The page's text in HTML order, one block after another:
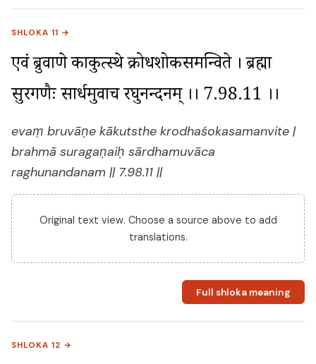
SHLOKA 11 →
एवं ब्रुवाणे काकुत्स्थे क्रोधशोकसमन्विते । ब्रह्मा
सुरगणैः सार्धमुवाच रघुनन्दनम् ।। 7.98.11 ।।
evaṃ bruvāṇe kākutsthe krodhaśokasamanvite |
brahmā suragaṇaiḥ sārdhamuvāca
raghunandanam || 7.98.11 ||
Original text view. Choose a source above to add
translations.
Full shloka meaning
SHLOKA 12 →